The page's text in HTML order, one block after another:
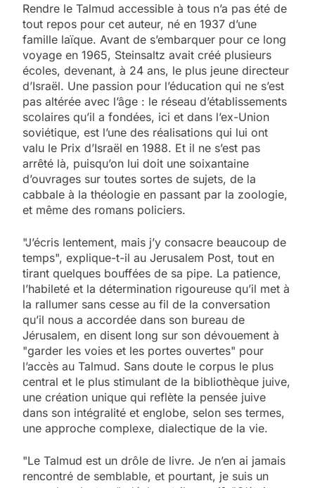
Rendre le Talmud accessible à tous n’a pas été de
tout repos pour cet auteur, né en 1937 d’une
famille laïque. Avant de s’embarquer pour ce long
voyage en 1965, Steinsaltz avait créé plusieurs
écoles, devenant, à 24 ans, le plus jeune directeur
d’Israël. Une passion pour l’éducation qui ne s’est
pas altérée avec l’âge : le réseau d’établissements
scolaires qu’il a fondées, ici et dans l’ex-Union
soviétique, est l’une des réalisations qui lui ont
valu le Prix d’Israël en 1988. Et il ne s’est pas
arrêté là, puisqu’on lui doit une soixantaine
d’ouvrages sur toutes sortes de sujets, de la
cabbale à la théologie en passant par la zoologie,
et même des romans policiers.
"J’écris lentement, mais j’y consacre beaucoup de
temps", explique-t-il au Jerusalem Post, tout en
tirant quelques bouffées de sa pipe. La patience,
l’habileté et la détermination rigoureuse qu’il met à
la rallumer sans cesse au fil de la conversation
qu’il nous a accordée dans son bureau de
Jérusalem, en disent long sur son dévouement à
"garder les voies et les portes ouvertes" pour
l’accès au Talmud. Sans doute le corpus le plus
central et le plus stimulant de la bibliothèque juive,
une création unique qui reflète la pensée juive
dans son intégralité et englobe, selon ses termes,
une approche complexe, dialectique de la vie.
"Le Talmud est un drôle de livre. Je n’en ai jamais
rencontré de semblable, et pourtant, je suis un